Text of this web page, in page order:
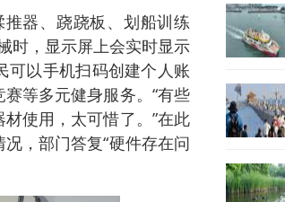
器、跷跷板、划船训练
时，显示屏上会实时显示
可以手机扫码创建个人账
等多元健身服务。“有些
使用，太可惜了。”在此
，部门答复“硬件存在问